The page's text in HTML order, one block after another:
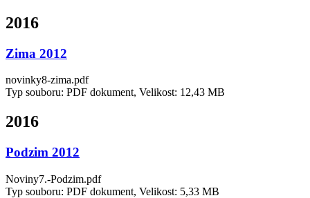
2016
Zima 2012
novinky8-zima.pdf
Typ souboru: PDF dokument, Velikost: 12,43 MB
2016
Podzim 2012
Noviny7.-Podzim.pdf
Typ souboru: PDF dokument, Velikost: 5,33 MB